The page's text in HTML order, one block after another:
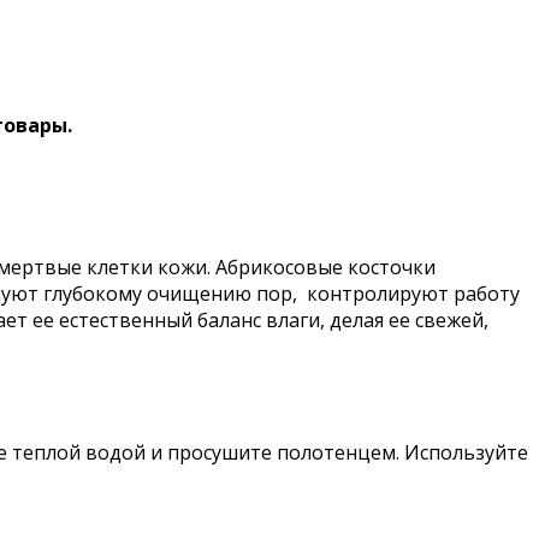
клетки кожи. Абрикосовые косточки
глубокому очищению пор, контролируют работу
естественный баланс влаги, делая ее свежей,
водой и просушите полотенцем. Используйте